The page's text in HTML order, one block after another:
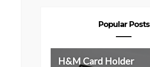
Popular Posts
H&M Card Holder